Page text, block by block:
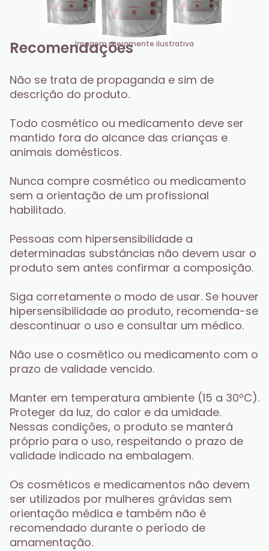
Imagem meramente ilustrativa
Recomendações
Não se trata de propaganda e sim de
descrição do produto.
Todo cosmético ou medicamento deve ser
mantido fora do alcance das crianças e
animais domésticos.
Nunca compre cosmético ou medicamento
sem a orientação de um profissional
habilitado.
Pessoas com hipersensibilidade a
determinadas substâncias não devem usar o
produto sem antes confirmar a composição.
Siga corretamente o modo de usar. Se houver
hipersensibilidade ao produto, recomenda-se
descontinuar o uso e consultar um médico.
Não use o cosmético ou medicamento com o
prazo de validade vencido.
Manter em temperatura ambiente (15 a 30ºC).
Proteger da luz, do calor e da umidade.
Nessas condições, o produto se manterá
próprio para o uso, respeitando o prazo de
validade indicado na embalagem.
Os cosméticos e medicamentos não devem
ser utilizados por mulheres grávidas sem
orientação médica e também não é
recomendado durante o período de
amamentação.